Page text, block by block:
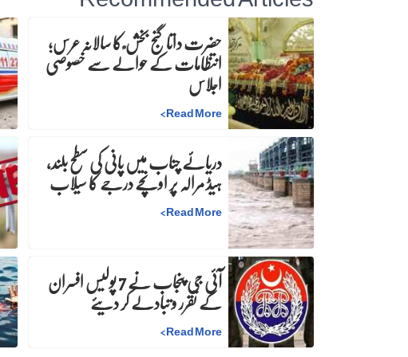
حضرت داتا گنج بخش ؒ کا سالانہ عرس;
انتظامات کے حوالے سے خصوصی
اجلاس
Read More
>
دریائے چناب میں پانی کی سطح بلند،
ہیڈ مرالہ پر اونچے درجے کا سیلاب
Read More
>
آئی جی پنجاب نے 7 پولیس افسرانکے تقرر و تبادلے کر دیئے
Read More
>